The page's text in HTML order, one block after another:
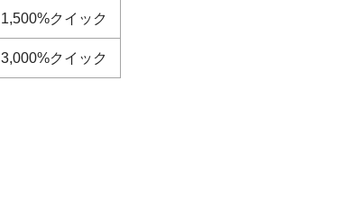
1,500%クイック
3,000%クイック